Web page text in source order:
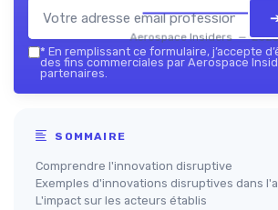
Aerospace Insiders — 2026
* En remplissant ce formulaire, j’accepte
des fins commerciales par Aerospace
partenaires.
SOMMAIRE
Comprendre l'innovation disruptive
Exemples d'innovations disruptives dans
L'impact sur les acteurs établis